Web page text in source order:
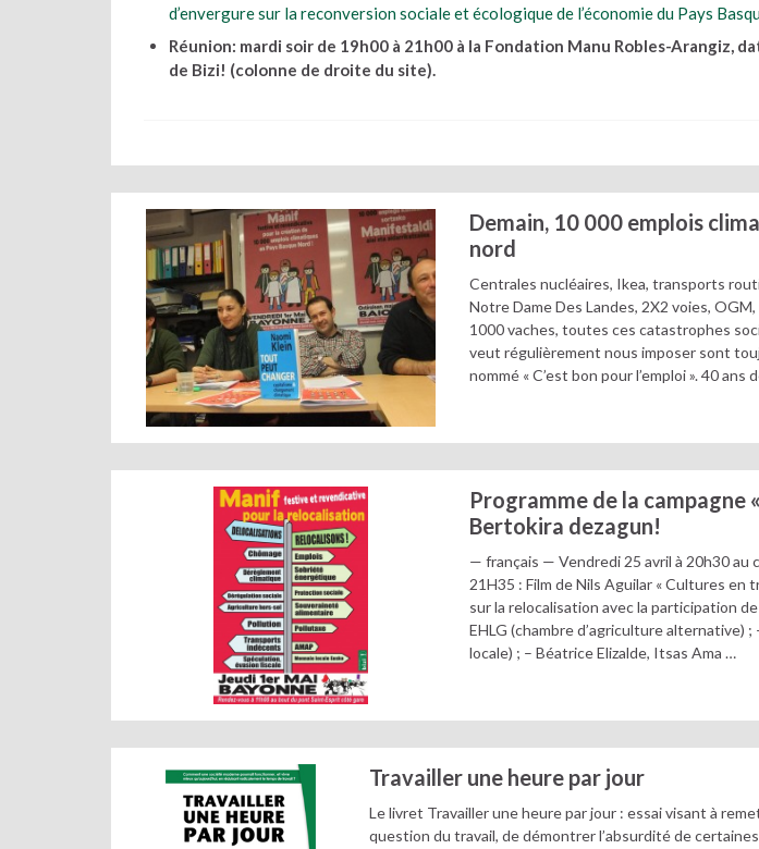
d’envergure sur la reconversion sociale et écologique de l’économie du Pays
Réunion: mardi soir de 19h00 à 21h00 à la Fondation Manu Robles-Arangiz,
de Bizi! (colonne de droite du site).
Demain, 10 000 emplois
nord
Centrales nucléaires, Ikea, transports
Notre Dame Des Landes, 2X2 voies,
1000 vaches, toutes ces catastrophes
veut régulièrement nous imposer sont
nommé « C’est bon pour l’emploi ». 40 ans
Programme de la campagne
Bertokira dezagun!
— français — Vendredi 25 avril à 20h30 au
21H35 : Film de Nils Aguilar « Cultures en
sur la relocalisation avec la participation
EHLG (chambre d’agriculture alternative)
locale) ; – Béatrice Elizalde, Itsas Ama …
Travailler une heure par jour
Le livret Travailler une heure par jour : essai visant à
question du travail, de démontrer l’absurdité de